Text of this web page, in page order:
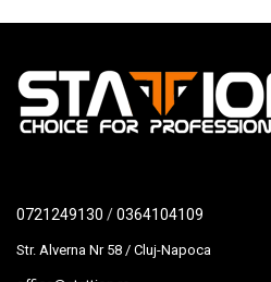
0721249130 /0364104109
Str. Alverna Nr 58 / Cluj-Napoca